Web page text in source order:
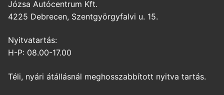
Józsa Autócentrum Kft.
4225 Debrecen, Szentgyörgyfalvi u. 15.
Nyitvatartás:
H-P: 08.00-17.00
Téli, nyári átállásnál meghosszabbított nyitva tartás.